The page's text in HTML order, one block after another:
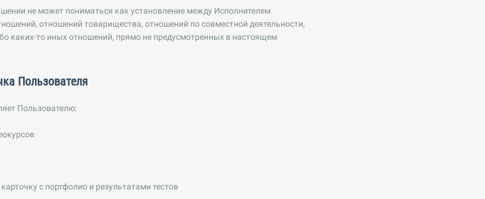
не может пониматься как установление между Исполнителем
отношений товарищества, отношений по совместной деятельности,
каких-то иных отношений, прямо не предусмотренных в настоящем
Пользователя
Пользователю:
с портфолио и результатами тестов